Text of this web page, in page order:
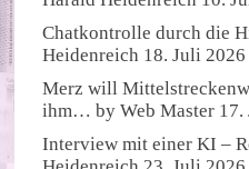
Chatkontrolle durch die
Heidenreich 18. Juli 2026
Merz will
ihm… byWeb Master 17.
Interview mit einer KI –